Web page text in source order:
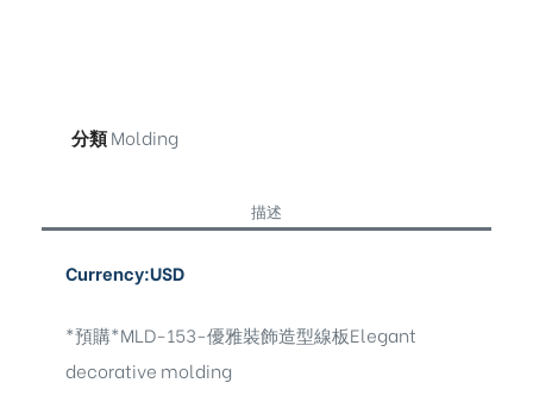
分類Molding
描述
Currency:USD
*預購*MLD-153-優雅裝飾造型線板Elegant
decorative molding